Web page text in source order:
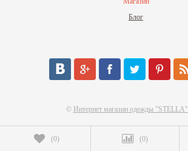
Блог
© Интернет магазин одежды "STELLA"
(0) (0)